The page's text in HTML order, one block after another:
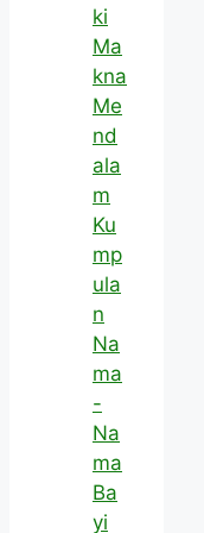
ki
Ma
kna
Me
nd
ala
m
Ku
mp
ula
n
Na
ma
-
Na
ma
Ba
yi